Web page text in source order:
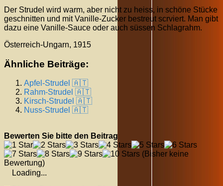
Der Strudel wird warm, aber nicht zu heiss, in schöne Stücke
geschnitten und mit Vanille-Zucker bestreut scrviert. Man gibt
dazu eine Vanille-Sauce oder auch süssen Schlagrahm.
Österreich-Ungarn, 1915
Ähnliche Beiträge:
Apfel-Strudel 🇦🇹
Rahm-Strudel 🇦🇹
Kirsch-Strudel 🇦🇹
Nuss-Strudel 🇦🇹
Bewerten Sie bitte den Beitrag
(Bisher keine
Bewertung)
Loading...